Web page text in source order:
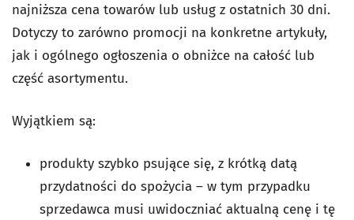
najniższa cena towarów lub usług z ostatnich 30 dni.
Dotyczy to zarówno promocji na konkretne artykuły,
jak i ogólnego ogłoszenia o obniżce na całość lub
część asortymentu.
Wyjątkiem są:
produkty szybko psujące się, z krótką datą
przydatności do spożycia – w tym przypadku
sprzedawca musi uwidoczniać aktualną cenę i tę